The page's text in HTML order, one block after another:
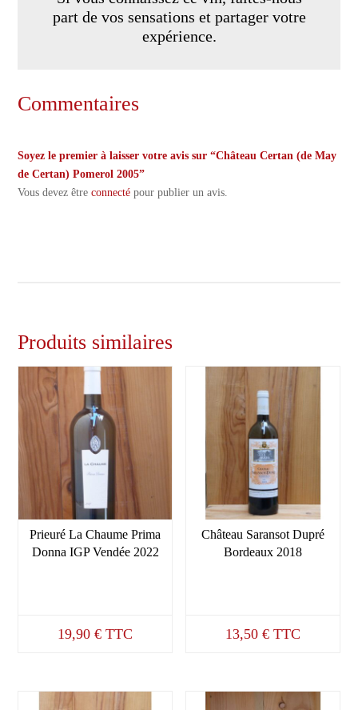
part de vos sensations et partager votre
expérience.
Commentaires
Soyez le premier à laisser votre avis sur “Château Certan (de May
de Certan) Pomerol 2005”
Vous devez êtreconnecté pour publier un avis.
Produits similaires
Prieuré La Chaume Prima
Donna IGP Vendée 2022
19,90€ TTC
Château Saransot Dupré
Bordeaux 2018
13,50 € TTC